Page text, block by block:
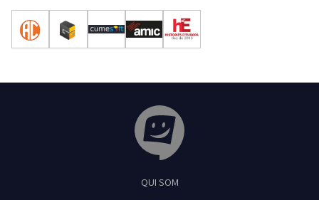
Feliu de Guíxols
QUI SOM